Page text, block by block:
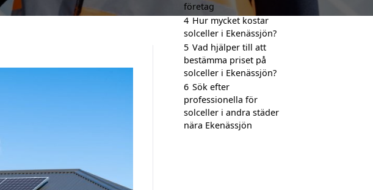
företag
4 Hur mycket kostar
solceller i Ekenässjön?
5 Vad hjälper till att
bestämma priset på
solceller i Ekenässjön?
6 Sök efter
professionella för
solceller i andra städer
nära Ekenässjön